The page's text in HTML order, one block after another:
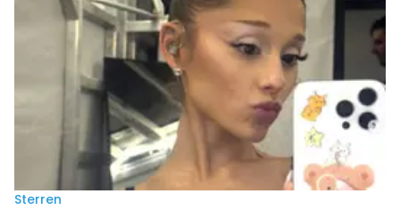
Sterren